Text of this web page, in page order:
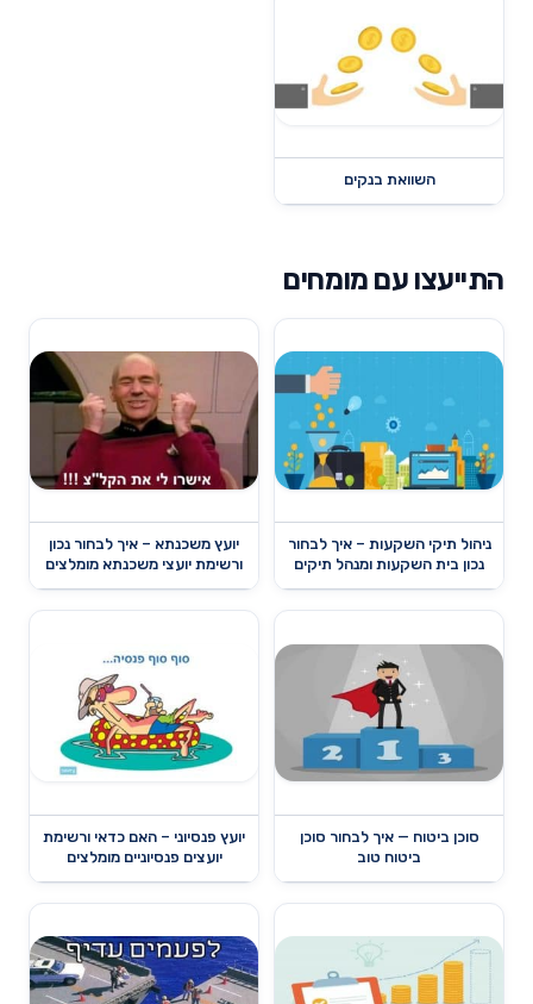
השוואת בנקים
התייעצו עם מומחים
ניהול תיקי השקעות – איך לבחור
נכון בית השקעות ומנהל תיקים
יועץ משכנתא – איך לבחור נכון
ורשימת יועצי משכנתא מומלצים
סוכן ביטוח — איך לבחור סוכן
ביטוח טוב
יועץ פנסיוני – האם כדאי ורשימת
יועצים פנסיוניים מומלצים